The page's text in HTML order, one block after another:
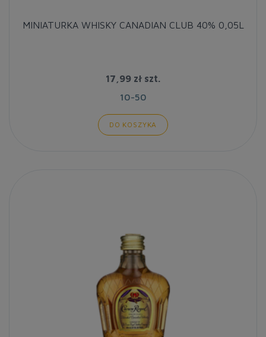
MINIATURKA WHISKY CANADIAN CLUB 40% 0,05L
17,99 zł szt.
10-50
DO KOSZYKA